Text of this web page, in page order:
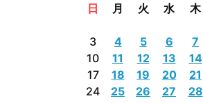
日 月 火 水 木
3
4 5 6 7
10
11 12 13 14
17
18 19 20 21
24
25 26 27 28